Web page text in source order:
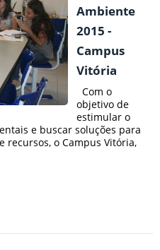
Ambiente
2015 -
Campus
Vitória
Com o
objetivo de
estimular o
e buscar soluções para
recursos, o Campus Vitória,